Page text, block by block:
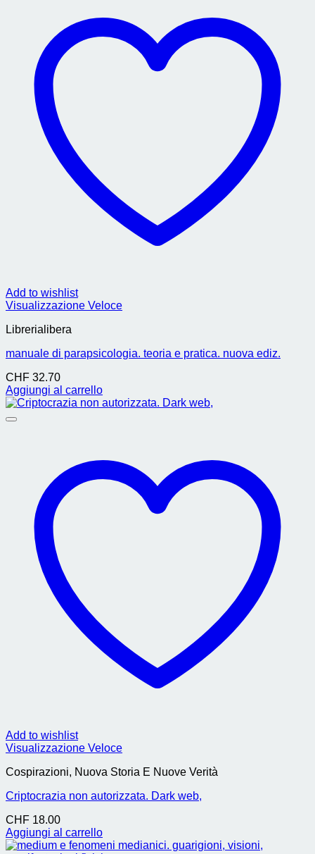
Add to wishlist
Visualizzazione Veloce
Librerialibera
manuale di parapsicologia. teoria e pratica. nuova ediz.
CHF 32.70
Aggiungi al carrello
Add to wishlist
Visualizzazione Veloce
Cospirazioni, Nuova Storia E Nuove Verità
Criptocrazia non autorizzata. Dark web,
CHF 18.00
Aggiungi al carrello